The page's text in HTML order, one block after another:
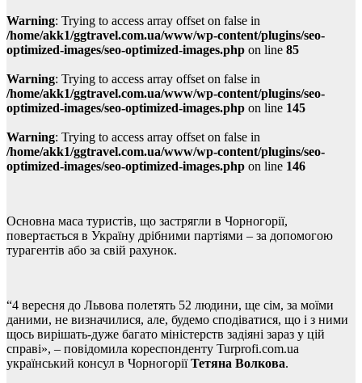
Warning: Trying to access array offset on false in
/home/akk1/ggtravel.com.ua/www/wp-content/plugins/seo-
optimized-images/seo-optimized-images.php on line 85
Warning: Trying to access array offset on false in
/home/akk1/ggtravel.com.ua/www/wp-content/plugins/seo-
optimized-images/seo-optimized-images.php on line 145
Warning: Trying to access array offset on false in
/home/akk1/ggtravel.com.ua/www/wp-content/plugins/seo-
optimized-images/seo-optimized-images.php on line 146
Основна маса туристів, що застрягли в Чорногорії,
повертається в Україну дрібними партіями – за допомогою
турагентів або за свій рахунок.
“4 вересня до Львова полетять 52 людини, ще сім, за моїми
даними, не визначилися, але, будемо сподіватися, що і з ними
щось вирішать-дуже багато міністерств задіяні зараз у цій
справі», – повідомила кореспонденту Turprofi.com.ua
український консул в ЧорногоріїТетяна Волкова.